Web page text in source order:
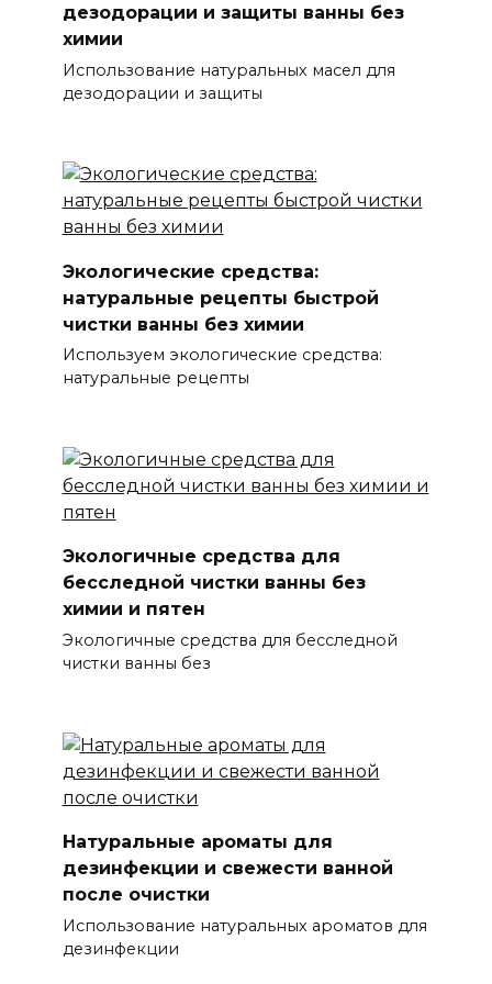
дезодорации и защиты ванны без
химии
Использование натуральных масел для
дезодорации и защиты
Экологические средства:
натуральные рецепты быстрой
чистки ванны без химии
Используем экологические средства:
натуральные рецепты
Экологичные средства для
бесследной чистки ванны без
химии и пятен
Экологичные средства для бесследной
чистки ванны без
Натуральные ароматы для
дезинфекции и свежести ванной
после очистки
Использование натуральных ароматов для
дезинфекции